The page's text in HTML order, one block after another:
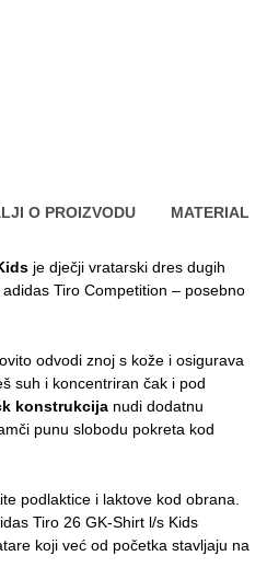
O PROIZVODU MATERIAL
je dječji vratarski dres dugih
Tiro Competition – posebno
odvodi znoj s kože i osigurava
suh i koncentriran čak i pod
konstrukcija nudi dodatnu
punu slobodu pokreta kod
podlaktice i laktove kod obrana.
Tiro 26 GK-Shirt l/s Kids
koji već od početka stavljaju na